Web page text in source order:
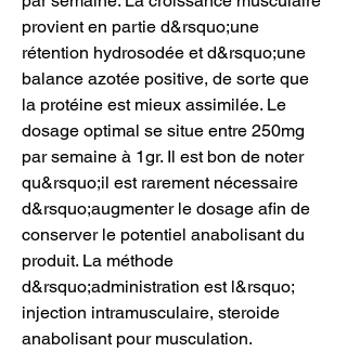
provient en partie d&rsquo;une
rétention hydrosodée et d&rsquo;une
balance azotée positive, de sorte que
la protéine est mieux assimilée. Le
dosage optimal se situe entre 250mg
par semaine à 1gr. Il est bon de noter
qu&rsquo;il est rarement nécessaire
d&rsquo;augmenter le dosage afin de
conserver le potentiel anabolisant du
produit. La méthode
d&rsquo;administration est l&rsquo;
injection intramusculaire, steroide
anabolisant pour musculation.